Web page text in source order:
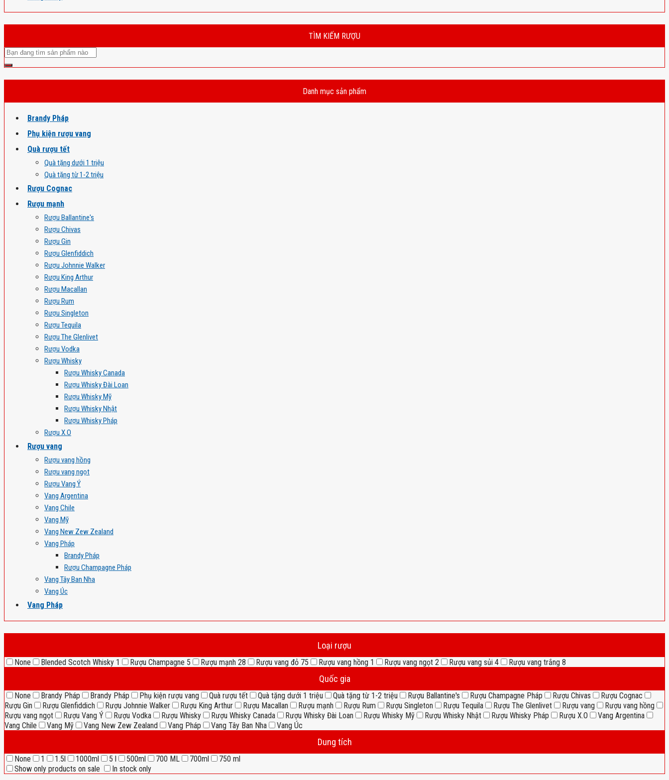
TÌM KIẾM RƯỢU
Danh mục sản phẩm
Brandy Pháp
Phụ kiện rượu vang
Quà rượu tết
Quà tặng dưới 1 triệu
Quà tặng từ 1-2 triệu
Rượu Cognac
Rượu mạnh
Rượu Ballantine's
Rượu Chivas
Rượu Gin
Rượu Glenfiddich
Rượu Johnnie Walker
Rượu King Arthur
Rượu Macallan
Rượu Rum
Rượu Singleton
Rượu Tequila
Rượu The Glenlivet
Rượu Vodka
Rượu Whisky
Rượu Whisky Canada
Rượu Whisky Đài Loan
Rượu Whisky Mỹ
Rượu Whisky Nhật
Rượu Whisky Pháp
Rượu X.O
Rượu vang
Rượu vang hồng
Rượu vang ngọt
Rượu Vang Ý
Vang Argentina
Vang Chile
Vang Mỹ
Vang New Zew Zealand
Vang Pháp
Brandy Pháp
Rượu Champagne Pháp
Vang Tây Ban Nha
Vang Úc
Vang Pháp
Loại rượu
None Blended Scotch Whisky 1 Rượu Champagne 5 Rượu mạnh 28 Rượu vang đỏ 75 Rượu vang hồng 1 Rượu vang ngọt 2 Rượu vang sủi 4 Rượu vang trắng 8
Quốc gia
None Brandy Pháp Brandy Pháp Phụ kiện rượu vang Quà rượu tết Quà tặng dưới 1 triệu Quà tặng từ 1-2 triệu Rượu Ballantine's Rượu Champagne Pháp Rượu Chivas
Rượu Cognac
Rượu Gin
Rượu Glenfiddich Rượu Johnnie Walker Rượu King Arthur Rượu Macallan Rượu mạnh Rượu Rum Rượu Singleton Rượu Tequila Rượu The Glenlivet Rượu vang
Rượu vang hồng
Rượu vang ngọt
Rượu Vang Ý Rượu Vodka Rượu Whisky Rượu Whisky Canada Rượu Whisky Đài Loan Rượu Whisky Mỹ Rượu Whisky Nhật Rượu Whisky Pháp Rượu X.O
Vang Argentina
Vang Chile
Vang Mỹ Vang New Zew Zealand Vang Pháp Vang Tây Ban Nha Vang Úc
Dung tích
None 1 1.5l 1000ml 5 l 500ml 700 ML 700ml
750 ml
Show only products on sale
In stock only